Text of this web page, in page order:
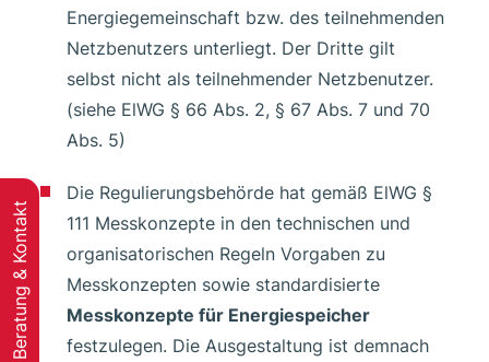
Beratung & Kontakt
Energiegemeinschaft bzw. des teilnehmenden
Netzbenutzers unterliegt. Der Dritte gilt
selbst nicht als teilnehmender Netzbenutzer.
(siehe ElWG § 66 Abs. 2, § 67 Abs. 7 und 70
Abs. 5)
Die Regulierungsbehörde hat gemäß ElWG §
111 Messkonzepte in den technischen und
organisatorischen Regeln Vorgaben zu
Messkonzepten sowie standardisierte
Messkonzepte für Energiespeicher
festzulegen. Die Ausgestaltung ist demnach